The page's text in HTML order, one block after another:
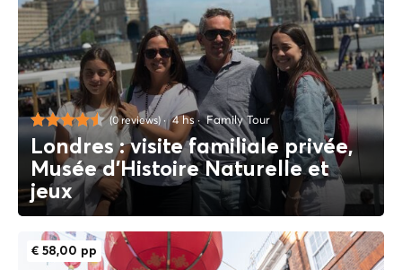
(0 reviews) 4 hs Family Tour
Londres : visite familiale privée,
Musée d'Histoire Naturelle et
jeux
€ 58,00 pp